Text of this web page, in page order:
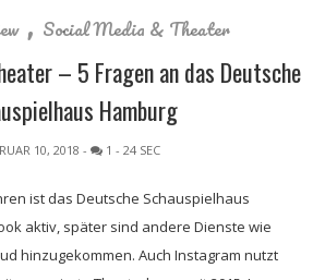
, Social Media & Theater
– 5 Fragen an das Deutsche
Hamburg
10, 2018 - 1 - 24 SEC
ist das Deutsche Schauspielhaus
aktiv, später sind andere Dienste wie
hinzugekommen. Auch Instagram nutzt